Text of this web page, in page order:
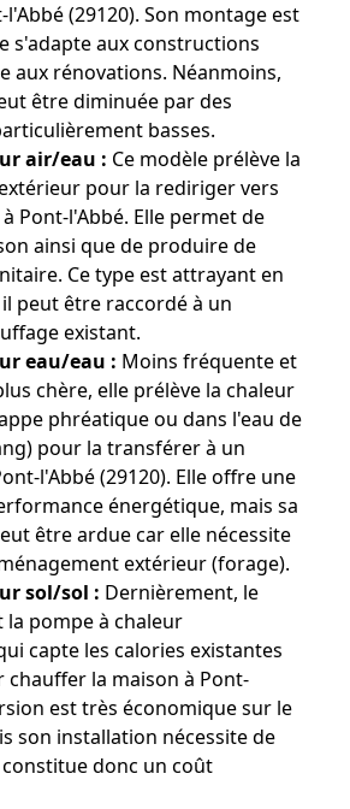
(29120). Son montage est
s'adapte aux constructions
aux rénovations. Néanmoins,
être diminuée par des
basses.
air/eau : Ce modèle prélève la
pour la rediriger vers
Pont-l'Abbé. Elle permet de
ainsi que de produire de
Ce type est attrayant en
peut être raccordé à un
existant.
eau/eau : Moins fréquente et
chère, elle prélève la chaleur
phréatique ou dans l'eau de
pour la transférer à un
l'Abbé (29120). Elle offre une
énergétique, mais sa
être ardue car elle nécessite
extérieur (forage).
sol/sol : Dernièrement, le
pompe à chaleur
capte les calories existantes
chauffer la maison à Pont-
est très économique sur le
son installation nécessite de
donc un coût